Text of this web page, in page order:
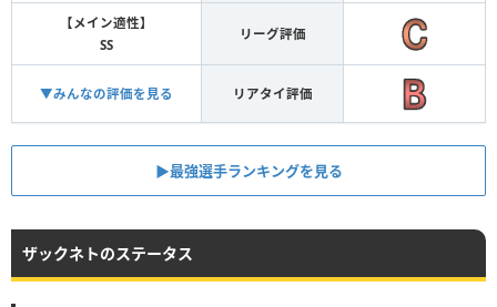
【メイン適性】
SS
リーグ評価
▼みんなの評価を見る リアタイ評価
▶︎最強選手ランキングを見る
ザックネトのステータス